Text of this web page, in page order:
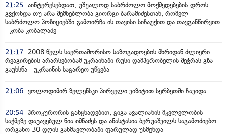
21:25 აინტერესებდათ, უშუალოდ საბრძოლო მოქმედებების დროს
გვქონდა თუ არა შემხებლობა გიორგი ბარამიძესთან, რომელ
საბრძოლო პოზიციებში გამოირჩა ის თავისი სიჩაუქით და თავგანწირვით
- კობა კობალაძე
21:17
2008 წელს საერთაშორისო საზოგადოების მხრიდან ძლიერი
რეაგირების არარსებობამ უკრაინაში რუსი დამპყრობელის შეჭრას გზა
გაუხსნა - უკრაინის საგარეო უწყება
21:06 ვოლოდიმირ ზელენსკი პირველი ვიზიტით სერბეთში ჩავიდა
20:54 პროკურორის განცხადებით, გიგა ავალიანის მკვლელობის
საქმეზე დაკავებულ ნია იმნაძეს და ანასტასია ბერუაშვილს საგამოძიებო
ორგანო 30 დღის განმავლობაში ფარულად უსმენდა